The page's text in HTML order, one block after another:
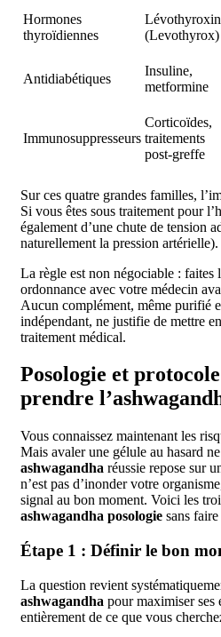
Hormones
thyroïdiennes
(Levothyrox)
Antidiabétiques
Insuline,
metformine
Immunosuppresseurs
Corticoïdes,
traitements
post-greffe
Sur ces quatre grandes familles,
Si vous êtes sous traitement pour
également d’une chute de tension
naturellement la pression artérielle).
La règle est non négociable : faites
ordonnance avec votre médecin
Aucun complément, même purifié
indépendant, ne justifie de mettre
traitement médical.
Posologie et
prendre
Vous connaissez maintenant les
Mais avaler une gélule au hasard
ashwagandha réussie repose sur
n’est pas d’inonder votre
signal au bon moment. Voici les
ashwagandha posologie sans faire
Étape 1 : Définir le bon
La question revient
ashwagandha pour maximiser ses
entièrement de ce que vous